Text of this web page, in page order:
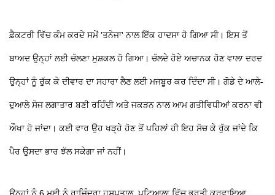
ਫ਼ੈਕਟਰੀ ਵਿੱਚ ਕੰਮ ਕਰਦੇ ਸਮੇਂ 'ਤਨੇਜਾ' ਨਾਲ ਇੱਕ ਹਾਦਸਾ ਹੋ ਗਿਆ ਸੀ। ਇਸ ਤੋਂ
ਬਾਅਦ ਉਨ੍ਹਾਂ ਲਈ ਚੱਲਣਾ ਮੁਸ਼ਕਲ ਹੋ ਗਿਆ। ਚੱਲਦੇ ਹੋਏ ਅਚਾਨਕ ਹੋਣ ਵਾਲਾ ਦਰਦ
ਉਨ੍ਹਾਂ ਨੂੰ ਰੁੱਕ ਕੇ ਦੀਵਾਰ ਦਾ ਸਹਾਰਾ ਲੈਣ ਲਈ ਮਜਬੂਰ ਕਰ ਦਿੰਦਾ ਸੀ। ਗੋਡੇ ਦੇ ਆਲੇ-
ਦੁਆਲੇ ਸੋਜ ਲਗਾਤਾਰ ਬਣੀ ਰਹਿੰਦੀ ਅਤੇ ਜਕੜਨ ਨਾਲ ਆਮ ਗਤੀਵਿਧੀਆਂ ਕਰਨਾ ਵੀ
ਔਖਾ ਹੋ ਜਾਂਦਾ। ਕਈ ਵਾਰ ਉਹ ਖੜ੍ਹੇ ਹੋਣ ਤੋਂ ਪਹਿਲਾਂ ਹੀ ਇਹ ਸੋਚ ਕੇ ਰੁੱਕ ਜਾਂਦੇ ਕਿ
ਪੈਰ ਉਸਦਾ ਭਾਰ ਝੱਲ ਸਕੇਗਾ ਜਾਂ ਨਹੀਂ।
ਉਨ੍ਹਾਂ ਨੂੰ 6 ਮਈ ਨੂੰ ਰਾਜਿੰਦਰਾ ਹਸਪਤਾਲ, ਪਟਿਆਲਾ ਵਿੱਚ ਭਰਤੀ ਕਰਵਾਇਆ